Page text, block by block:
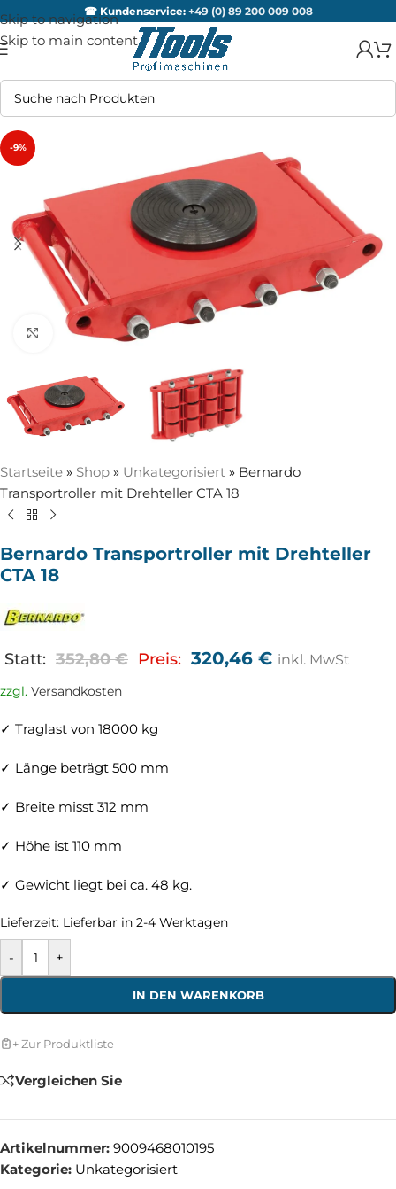
Skip to navigation
Skip to main content
☎ Kundenservice: +49 (0) 89 200 009 008
-9%
Zum Vergrößern anklicken
Startseite » Shop » Unkategorisiert » Bernardo
Transportroller mit Drehteller CTA 18
Bernardo Transportroller mit Drehteller
CTA 18
Statt: 352,80€ Preis: 320,46 € inkl. MwSt
zzgl. Versandkosten
✓ Traglast von 18000 kg
✓ Länge beträgt 500 mm
✓ Breite misst 312 mm
✓ Höhe ist 110 mm
✓ Gewicht liegt bei ca. 48 kg.
Lieferzeit: Lieferbar in 2-4 Werktagen
- +
IN DEN WARENKORB
+ Zur Produktliste
Vergleichen Sie
Artikelnummer: 9009468010195
Kategorie: Unkategorisiert